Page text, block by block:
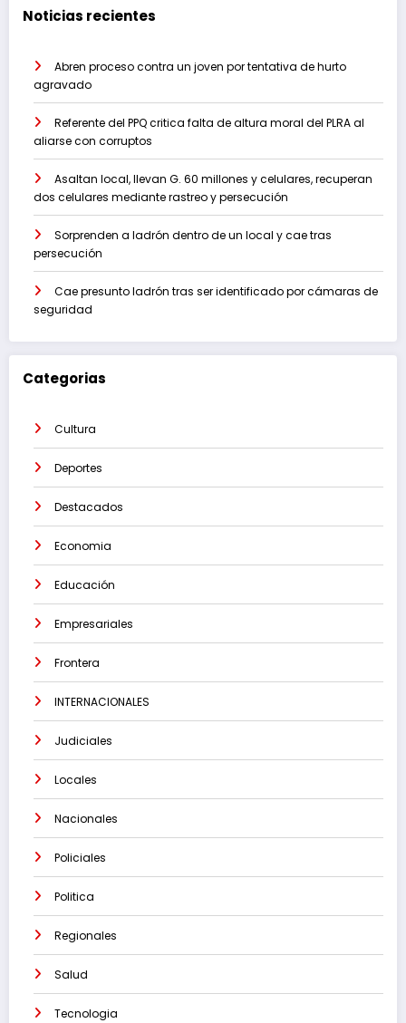
Noticias recientes
Abren proceso contra un joven por tentativa de hurto
agravado
Referente del PPQ critica falta de altura moral del PLRA al
aliarse con corruptos
Asaltan local, llevan G. 60 millones y celulares, recuperan
dos celulares mediante rastreo y persecución
Sorprenden a ladrón dentro de un local y cae tras
persecución
Cae presunto ladrón tras ser identificado por cámaras de
seguridad
Categorias
Cultura
Deportes
Destacados
Economia
Educación
Empresariales
Frontera
INTERNACIONALES
Judiciales
Locales
Nacionales
Policiales
Politica
Regionales
Salud
Tecnologia